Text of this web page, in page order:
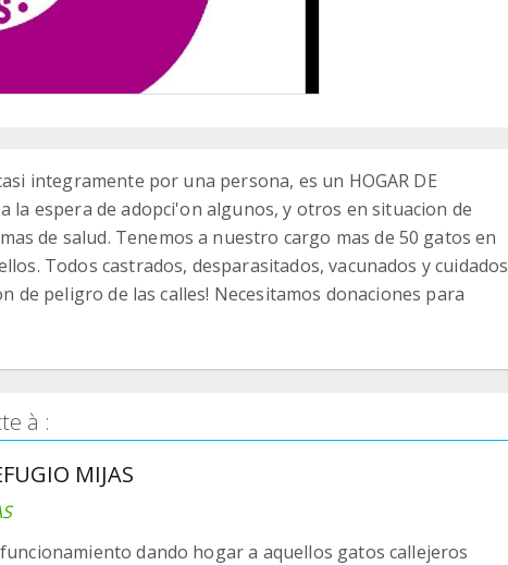
integramente por una persona, es un HOGAR DE
la espera de adopci'on algunos, y otros en situacion de
de salud. Tenemos a nuestro cargo mas de 50 gatos en
Todos castrados, desparasitados, vacunados y cuidados
de peligro de las calles! Necesitamos donaciones para
à :
MIJAS
dando hogar a aquellos gatos callejeros